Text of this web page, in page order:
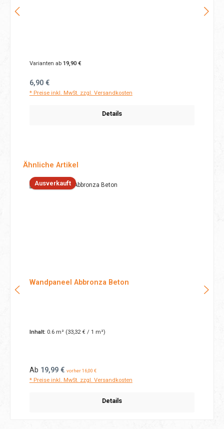
Varianten ab19,90 €
Regulärer Preis:
6,90 €
* Preise inkl. MwSt. zzgl. Versandkosten
Details
Produktgalerie überspringen
Ähnliche Artikel
Ausverkauft
Wandpaneel Abbronza Beton
Inhalt: 0.6 m² (33,32 € / 1 m²)
Regulärer Preis:
Ab 19,99 € vorher 16,00 €
* Preise inkl. MwSt. zzgl. Versandkosten
Details